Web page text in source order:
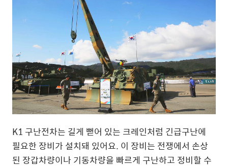
K1 구난전차는 길게 뻗어 있는 크레인처럼 긴급구난에
필요한 장비가 설치돼 있어요. 이 장비는 전쟁에서 손상
된 장갑차량이나 기동차량을 빠르게 구난하고 정비할 수